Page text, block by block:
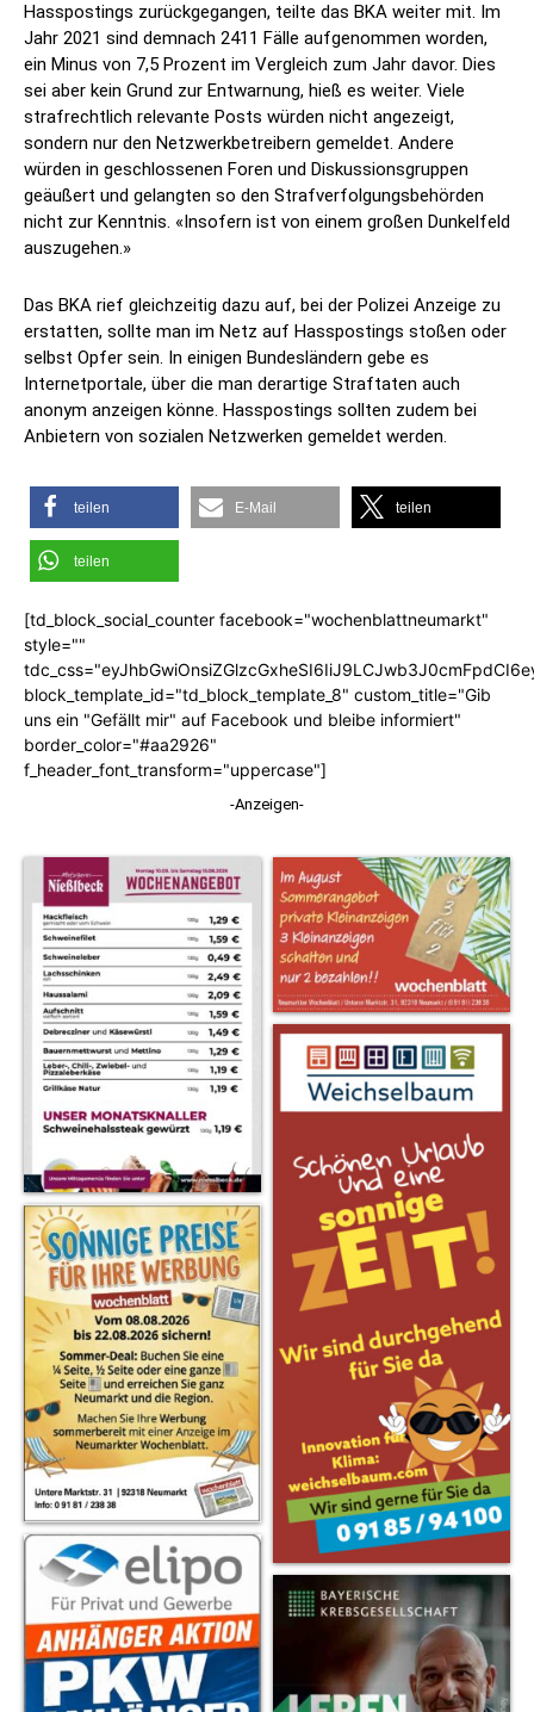
Hasspostings zurückgegangen, teilte das BKA weiter mit. Im
Jahr 2021 sind demnach 2411 Fälle aufgenommen worden,
ein Minus von 7,5 Prozent im Vergleich zum Jahr davor. Dies
sei aber kein Grund zur Entwarnung, hieß es weiter. Viele
strafrechtlich relevante Posts würden nicht angezeigt,
sondern nur den Netzwerkbetreibern gemeldet. Andere
würden in geschlossenen Foren und Diskussionsgruppen
geäußert und gelangten so den Strafverfolgungsbehörden
nicht zur Kenntnis. «Insofern ist von einem großen Dunkelfeld
auszugehen.»
Das BKA rief gleichzeitig dazu auf, bei der Polizei Anzeige zu
erstatten, sollte man im Netz auf Hasspostings stoßen oder
selbst Opfer sein. In einigen Bundesländern gebe es
Internetportale, über die man derartige Straftaten auch
anonym anzeigen könne. Hasspostings sollten zudem bei
Anbietern von sozialen Netzwerken gemeldet werden.
teilen E-Mail teilen
teilen
[td_block_social_counter facebook="wochenblattneumarkt"
style=""
block_template_id="td_block_template_8" custom_title="Gib
uns ein "Gefällt mir" auf Facebook und bleibe informiert"
border_color="#aa2926"
f_header_font_transform="uppercase"]
-Anzeigen-